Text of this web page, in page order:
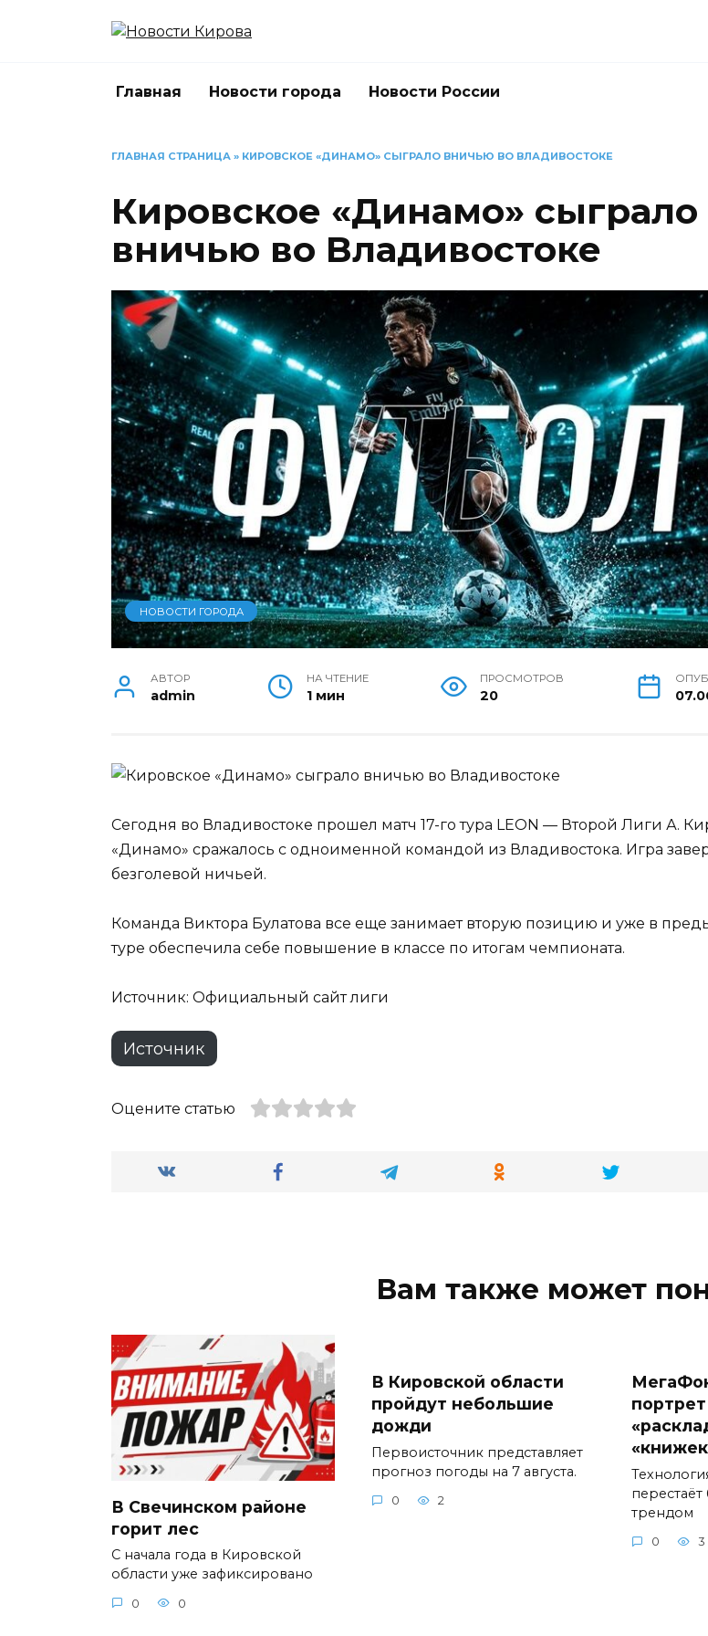
Главная Новости города Новости России
ГЛАВНАЯ СТРАНИЦА » КИРОВСКОЕ «ДИНАМО» СЫГРАЛО ВНИЧЬЮ ВО ВЛАДИВОСТОКЕ
Кировское «Динамо» сыграло
вничью во Владивостоке
НОВОСТИ ГОРОДА
АВТОР
admin
НА ЧТЕНИЕ
1 мин
ПРОСМОТРОВ
20
Сегодня во Владивостоке прошел матч 17-го тура LEON — Второй Лиги А.
«Динамо» сражалось с одноименной командой из Владивостока. Игра
безголевой ничьей.
Команда Виктора Булатова все еще занимает вторую позицию и уже в
туре обеспечила себе повышение в классе по итогам чемпионата.
Источник: Официальный сайт лиги
Источник
Оцените статью
Вам также может
В Свечинском районе
горит лес
С начала года в Кировской
области уже зафиксировано
0 0
В Кировской области
пройдут небольшие
дожди
Первоисточник представляет
прогноз погоды на 7 августа.
0 2
трендом
0 3